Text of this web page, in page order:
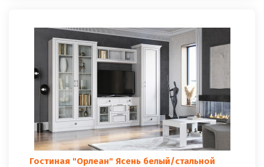
Гостиная "Орлеан" Ясень белый/стальной